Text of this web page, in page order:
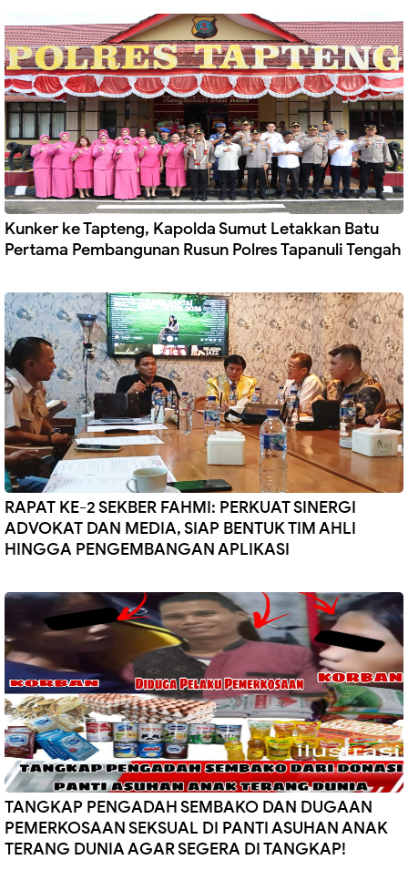
dapat tercipta budaya tertib berlalu lintas dan kondisi lalu
lintas yang aman dan kondusif di wilayah Kabupaten
Labuhanbatu dan Labuhanbatu Utara. Sumber :Humas
(Red/A.Gulo)
Kunker ke Tapteng, Kapolda Sumut Letakkan Batu
Pertama Pembangunan Rusun Polres Tapanuli Tengah
RAPAT KE-2 SEKBER FAHMI: PERKUAT SINERGI
ADVOKAT DAN MEDIA, SIAP BENTUK TIM AHLI
HINGGA PENGEMBANGAN APLIKASI
TANGKAP PENGADAH SEMBAKO DAN DUGAAN
PEMERKOSAAN SEKSUAL DI PANTI ASUHAN ANAK
TERANG DUNIA AGAR SEGERA DI TANGKAP!